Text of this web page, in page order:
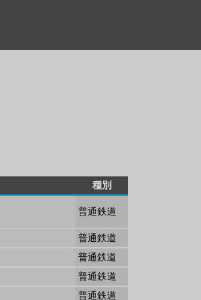
種別
普通鉄道
普通鉄道
普通鉄道
普通鉄道
普通鉄道